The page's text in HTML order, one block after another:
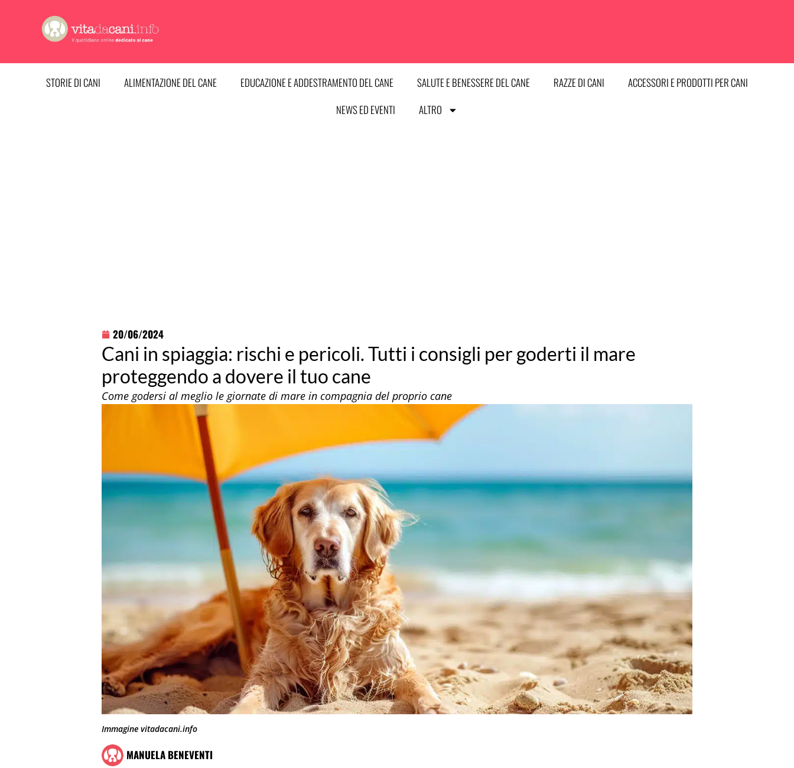
contenuto
STORIE DI CANI ALIMENTAZIONE DEL CANE EDUCAZIONE E ADDESTRAMENTO DEL CANE SALUTE E BENESSERE DEL CANE RAZZE DI CANI
ACCESSORI E PRODOTTI PER CANI
NEWS ED EVENTI
ALTRO
20/06/2024
Cani in spiaggia: rischi e pericoli. Tutti i consigli per goderti il mare
proteggendo a dovere il tuo cane
Come godersi al meglio le giornate di mare in compagnia del proprio cane
Immagine vitadacani.info
MANUELA BENEVENTI